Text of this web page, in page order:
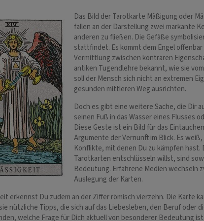
Das Bild der Tarotkarte Mäßigung oder
fallen an der Darstellung zwei markante
anderen zu fließen. Die Gefäße
stattfindet. Es kommt dem Engel
Vermittlung zwischen konträren
antiken Tugendlehre bekannt, wie sie
soll der Mensch sich nicht an extremen
gesunden mittleren Weg ausrichten.
Doch es gibt eine weitere Sache, die Dir
seinen Fuß in das Wasser eines Flusses
Diese Geste ist ein Bild für das
Argumente der Vernunft im Blick. Es
Konflikte, mit denen Du zu kämpfen
Tarotkarten entschlüsseln willst, sind
Bedeutung. Erfahrene Medien wechseln
Auslegung der Karten.
erkennst Du zudem an der Ziffer römisch vierzehn. Die Karte
nützliche Tipps, die sich auf das Liebesleben, den Beruf oder
welche Frage für Dich aktuell von besonderer Bedeutung